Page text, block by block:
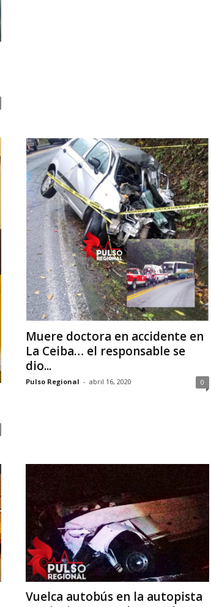
Muere doctora en accidente en
La Ceiba… el responsable se
dio...
Pulso Regional - abril 16, 2020 0
Vuelca autobús en la autopista